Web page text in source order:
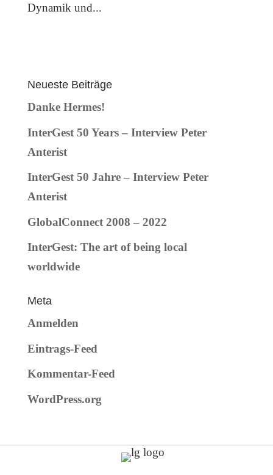
Dynamik und...
Neueste Beiträge
Danke Hermes!
InterGest 50 Years – Interview Peter
Anterist
InterGest 50 Jahre – Interview Peter
Anterist
GlobalConnect 2008 – 2022
InterGest: The art of being local
worldwide
Meta
Anmelden
Eintrags-Feed
Kommentar-Feed
WordPress.org